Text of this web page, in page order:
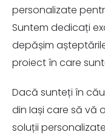
personalizate
Suntem dedicați
depășim
proiect în care
Dacă sunteți în
din Iași care să vă
soluții